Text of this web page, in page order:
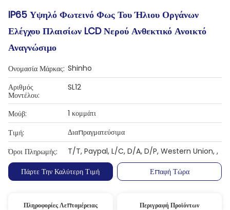
IP65 Υψηλό Φωτεινό Φως Του Ήλιου Οργάνων
Ελέγχου Πλαισίων LCD Νερού Ανθεκτικό Ανοικτό
Αναγνώσιμο
Ονομασία Μάρκας: Shinho
Αριθμός
Μοντέλου:
SL12
Μούβ:
1 κομμάτι
Τιμή:
Διαπραγματεύσιμα
Όροι Πληρωμής:
T/T, Paypal, L/C, D/A, D/P, Western Union, ,
Πάρτε Την Καλύτερη Τιμή
Επαφή Τώρα
Πληροφορίες Λεπτομέρειας Περιγραφή Προϊόντων